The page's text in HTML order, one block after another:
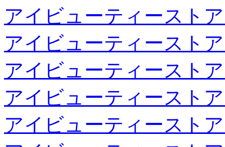
アイビューティースト
アイビューティースト
アイビューティースト
アイビューティースト
アイビューティースト